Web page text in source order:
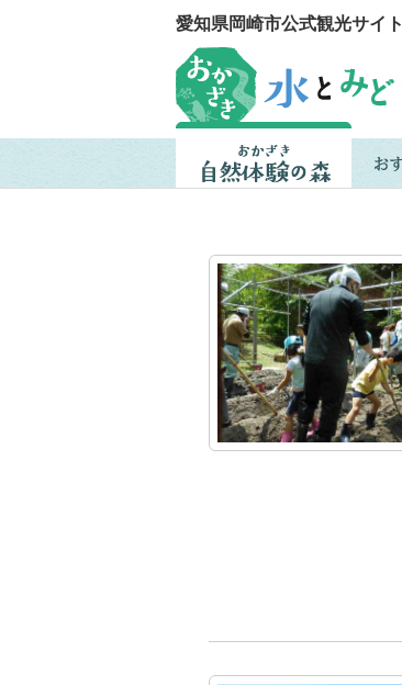
愛知県岡崎市公式観光サイト